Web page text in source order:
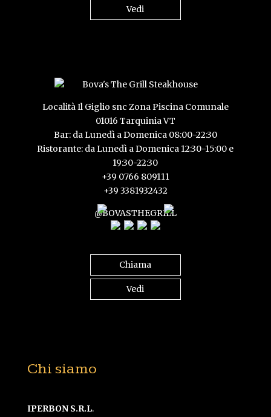
Vedi
Località Il Giglio snc Zona Piscina Comunale
01016 Tarquinia VT
Bar: da Lunedì a Domenica 08:00-22:30
Ristorante: da Lunedì a Domenica 12:30-15:00 e
19:30-22:30
+39 0766 809111
+39 3381932432
@BOVASTHEGRILL
Chiama
Vedi
Chi siamo
IPERBON S.R.L.